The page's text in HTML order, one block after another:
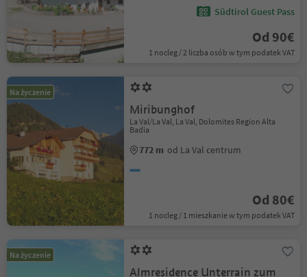
Südtirol Guest Pass
Od 90€
1 nocleg / 2 liczba osób w tym podatek VAT
Na życzenie
Miribunghof
La Val/La Val, La Val, Dolomites Region Alta
Badia
772 m od La Val centrum
Od 80€
1 nocleg / 1 mieszkanie w tym podatek VAT
Na życzenie
Almresidence Unterrain zum